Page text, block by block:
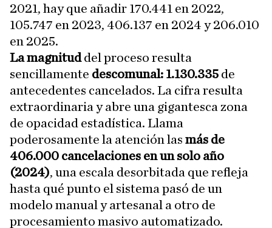
2021, hay que añadir 170.441 en 2022,
105.747 en 2023, 406.137 en 2024 y 206.010
en 2025.
La magnituddel proceso resulta
sencillamente descomunal: 1.130.335 de
antecedentes cancelados. La cifra resulta
extraordinaria y abre una gigantesca zona
de opacidad estadística. Llama
poderosamente la atención las más de
406.000 cancelaciones en un solo año
(2024), una escala desorbitada que refleja
hasta qué punto el sistema pasó de un
modelo manual y artesanal a otro de
procesamiento masivo automatizado.